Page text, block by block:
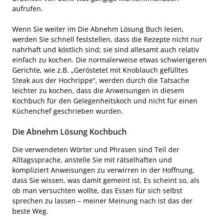
aufrufen.
Wenn Sie weiter im Die Abnehm Lösung Buch lesen,
werden Sie schnell feststellen, dass die Rezepte nicht nur
nahrhaft und köstlich sind; sie sind allesamt auch relativ
einfach zu kochen. Die normalerweise etwas schwierigeren
Gerichte, wie z.B. „Geröstetet mit Knoblauch gefülltes
Steak aus der Hochrippe“, werden durch die Tatsache
leichter zu kochen, dass die Anweisungen in diesem
Kochbuch für den Gelegenheitskoch und nicht für einen
Küchenchef geschrieben wurden.
Die Abnehm Lösung Kochbuch
Die verwendeten Wörter und Phrasen sind Teil der
Alltagssprache, anstelle Sie mit rätselhaften und
kompliziert Anweisungen zu verwirren in der Hoffnung,
dass Sie wissen, was damit gemeint ist. Es scheint so, als
ob man versuchten wollte, das Essen für sich selbst
sprechen zu lassen – meiner Meinung nach ist das der
beste Weg.